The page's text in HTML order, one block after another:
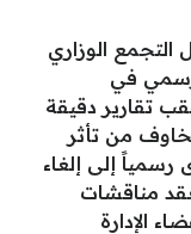
التجمع الوزاري
في
تقارير دقيقة
من تأثر
رسمياً إلى إلغاء
مناقشات
الإدارة